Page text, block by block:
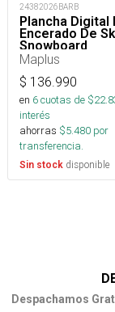
24382026BARB
Plancha Digital
Encerado De
Snowboard
Maplus
$ 136.990
en 6cuotas de $
interés
ahorras $5.480 por
transferencia.
Sin stock disponible
Despachamos